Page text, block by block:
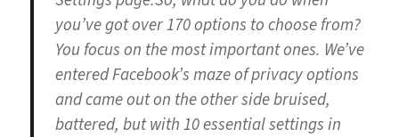
you’ve got over 170 options to choose from?
You focus on the most important ones. We’ve
entered Facebook’s maze of privacy options
and came out on the other side bruised,
battered, but with 10 essential settings in